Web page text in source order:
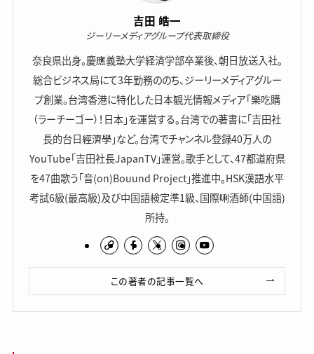
吉田 皓一
ジーリーメディアグループ代表取締役
奈良県出身。慶應義塾大学経済学部卒業後、朝日放送入社。
総合ビジネス局にて3年勤務ののち、ジーリーメディアグルー
プ創業。台湾香港に特化した日本観光情報メディア「樂吃購
（ラーチーゴー）！日本」を運営する。台湾での著書に「吉田社
長的台日經濟學」など。台湾でチャンネル登録40万人の
YouTube「吉田社長JapanTV」運営。歌手として、47都道府県
を47曲歌う「音(on)Bouund Project」推進中。HSK漢語水平
考試6級(最高級)及び中国語検定準1級、国際唎酒師(中国語)
所持。
この著者の記事一覧へ